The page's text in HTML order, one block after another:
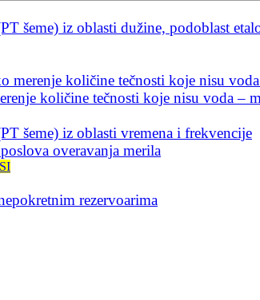
šeme) iz oblasti dužine, podoblast
količine tečnosti koje nisu
količine tečnosti koje nisu voda –
šeme) iz oblasti vremena i frekvencije
overavanja merila
rezervoarima